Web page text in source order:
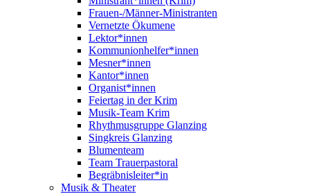
Frauen-/Männer-Ministranten
Vernetzte Ökumene
Lektor*innen
Kommunionhelfer*innen
Mesner*innen
Kantor*innen
Organist*innen
Feiertag in der Krim
Musik-Team Krim
Rhythmusgruppe Glanzing
Singkreis Glanzing
Blumenteam
Team Trauerpastoral
Begräbnisleiter*in
Musik & Theater